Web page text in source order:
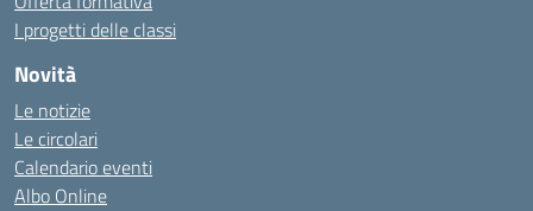
I progetti delle classi
Novità
Le notizie
Le circolari
Calendario eventi
Albo Online